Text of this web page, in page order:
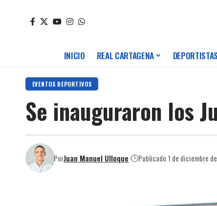
INICIO REAL CARTAGENA
EVENTOS DEPORTIVOS
Se inauguraron los
PorJuan Manuel Ulloque Publicado 1 de diciembre